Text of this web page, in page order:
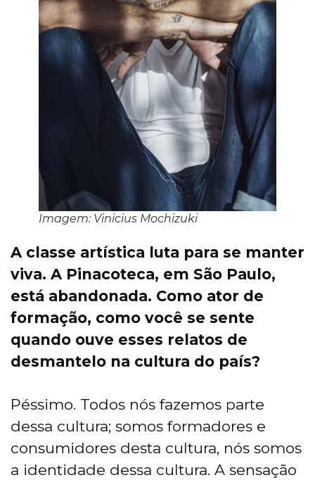
Imagem: Vinicius Mochizuki
A classe artística luta para se manter
viva. A Pinacoteca, em São Paulo,
está abandonada. Como ator de
formação, como você se sente
quando ouve esses relatos de
desmantelo na cultura do país?
Péssimo. Todos nós fazemos parte
dessa cultura; somos formadores e
consumidores desta cultura, nós somos
a identidade dessa cultura. A sensação